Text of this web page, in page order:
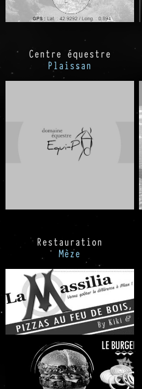
Centre équestre
Plaissan
Restauration
Mèze